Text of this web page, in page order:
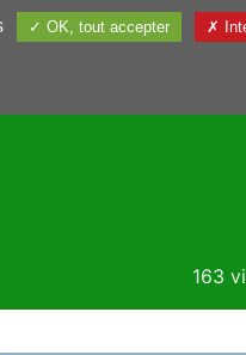
Utile
163
✓ OK, tout accepter ✗